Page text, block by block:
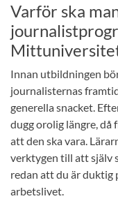
Varför ska
Innan utbildningen
journalisternas
generella snacket.
dugg orolig längre, då
att den ska vara.
verktygen till att själv
redan att du är duktig
arbetslivet.